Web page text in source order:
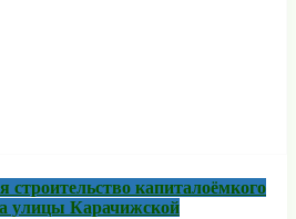
строительство капиталоёмкого
улицы Карачижской